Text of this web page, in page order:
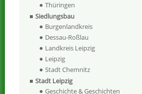
Thüringen
Siedlungsbau
Burgenlandkreis
Dessau-Roßlau
Landkreis Leipzig
Leipzig
Stadt Chemnitz
Stadt Leipzig
Geschichte & Geschichten